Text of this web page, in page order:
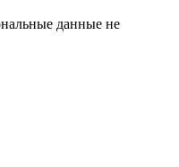
данные не